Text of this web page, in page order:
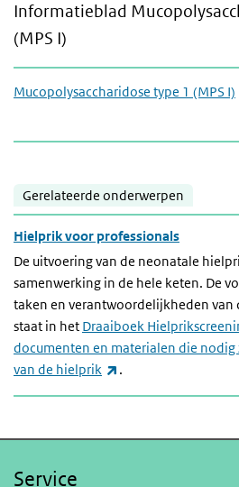
Informatieblad
(MPS I)
Mucopolysaccharidose type 1 (MPS I)
Gerelateerde onderwerpen
Hielprik voor professionals
De uitvoering van de neonatale
samenwerking in de hele keten. De
taken en verantwoordelijkheden van
staat in het Draaiboek
documenten en materialen die
van de hielprik
(externe link)
.
Service